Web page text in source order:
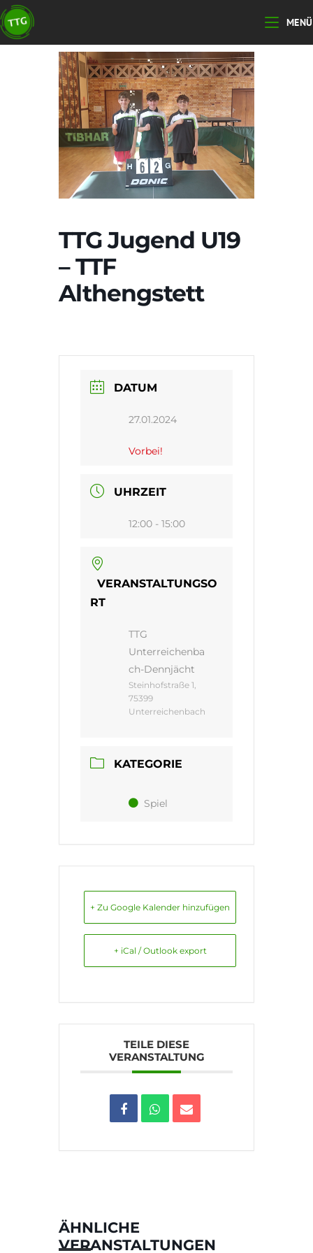
Zum
Inhalt
springen
MENÜ
TTG Jugend U19
– TTF
Althengstett
DATUM
27.01.2024
Vorbei!
UHRZEIT
12:00 - 15:00
VERANSTALTUNGSO
RT
TTG
Unterreichenba
ch-Dennjächt
Steinhofstraße 1,
75399
Unterreichenbach
KATEGORIE
Spiel
+ Zu Google Kalender hinzufügen
+ iCal / Outlook export
TEILE DIESE
VERANSTALTUNG
ÄHNLICHE
VERANSTALTUNGEN